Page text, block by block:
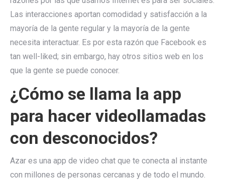
Las interacciones aportan comodidad y satisfacción a la
mayoría de la gente regular y la mayoría de la gente
necesita interactuar. Es por esta razón que Facebook es
tan well-liked; sin embargo, hay otros sitios web en los
que la gente se puede conocer.
¿Cómo se llama la app
para hacer videollamadas
con desconocidos?
Azar es una app de video chat que te conecta al instante
con millones de personas cercanas y de todo el mundo.